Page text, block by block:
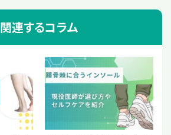
関連するコラム